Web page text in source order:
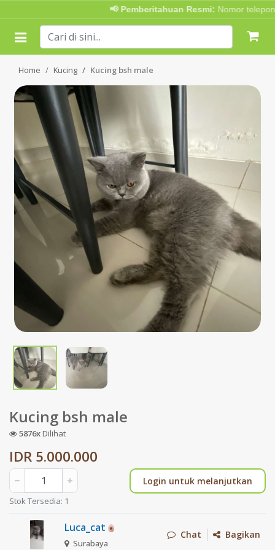
📢 Pemberitahuan Resmi:Nomor telepon
Home Kucing Kucing bsh male
Kucing bsh male
5876x Dilihat
IDR 5.000.000
Stok Tersedia: 1
Login untuk melanjutkan
Luca_cat
Surabaya
Chat Bagikan